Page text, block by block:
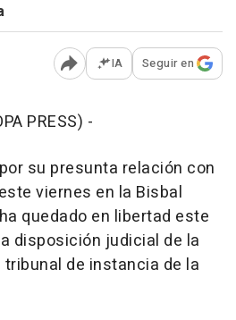
Abrir opciones para
IA Seguir en
PRESS) -
su presunta relación con
viernes en la Bisbal
quedado en libertad este
disposición judicial de la
de instancia de la